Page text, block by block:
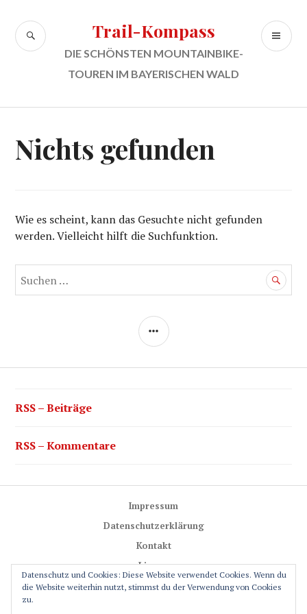
Inhalt
springen
Trail-Kompass
DIE SCHÖNSTEN MOUNTAINBIKE-
TOUREN IM BAYERISCHEN WALD
SUCHE
Nichts gefunden
Wie es scheint, kann das Gesuchte nicht gefunden
werden. Vielleicht hilft die Suchfunktion.
nach:
SEITENLEISTE
RSS – Beiträge
RSS – Kommentare
Impressum
Datenschutzerklärung
Kontakt
Lizenz
Trail-Rules
Datenschutz und Cookies: Diese Website verwendet Cookies. Wenn du
die Website weiterhin nutzt, stimmst du der Verwendung von Cookies
zu.